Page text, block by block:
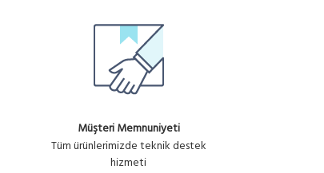
Müşteri Memnuniyeti
Tüm ürünlerimizde teknik destek
hizmeti